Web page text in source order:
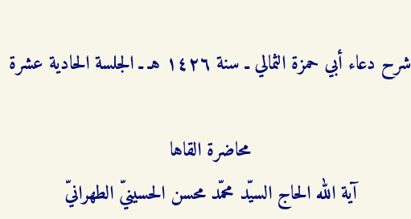
شرح دعاء أبي حمزة الثمالي ـ سنة ۱٤٢٦ هـ ـ الجلسة الحادية عشرة
محاضرة القاها
آية الله الحاج السيّد محمّد محسن الحسينيّ الطهرانيّ